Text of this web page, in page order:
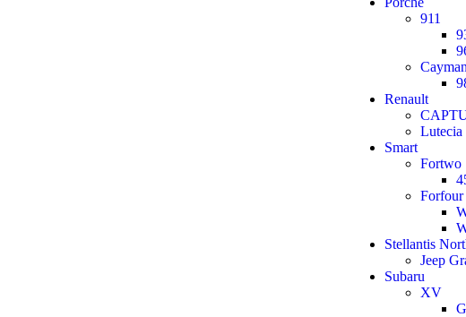
911
Cayman
Renault
Lutecia
Smart
Fortwo
Forfour
Stellantis
Jeep
Subaru
XV